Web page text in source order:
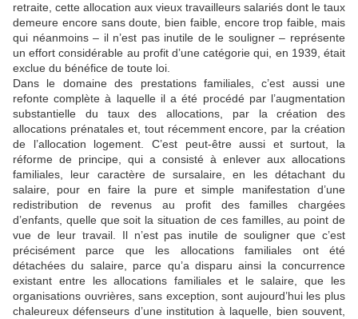
retraite, cette allocation aux vieux travailleurs salariés dont le taux
demeure encore sans doute, bien faible, encore trop faible, mais
qui néanmoins – il n’est pas inutile de le souligner – représente
un effort considérable au profit d’une catégorie qui, en 1939, était
exclue du bénéfice de toute loi.
Dans le domaine des prestations familiales, c’est aussi une
refonte complète à laquelle il a été procédé par l’augmentation
substantielle du taux des allocations, par la création des
allocations prénatales et, tout récemment encore, par la création
de l’allocation logement. C’est peut-être aussi et surtout, la
réforme de principe, qui a consisté à enlever aux allocations
familiales, leur caractère de sursalaire, en les détachant du
salaire, pour en faire la pure et simple manifestation d’une
redistribution de revenus au profit des familles chargées
d’enfants, quelle que soit la situation de ces familles, au point de
vue de leur travail. Il n’est pas inutile de souligner que c’est
précisément parce que les allocations familiales ont été
détachées du salaire, parce qu’a disparu ainsi la concurrence
existant entre les allocations familiales et le salaire, que les
organisations ouvrières, sans exception, sont aujourd’hui les plus
chaleureux défenseurs d’une institution à laquelle, bien souvent,